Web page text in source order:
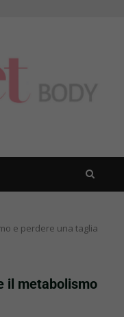
e perdere una taglia
il metabolismo